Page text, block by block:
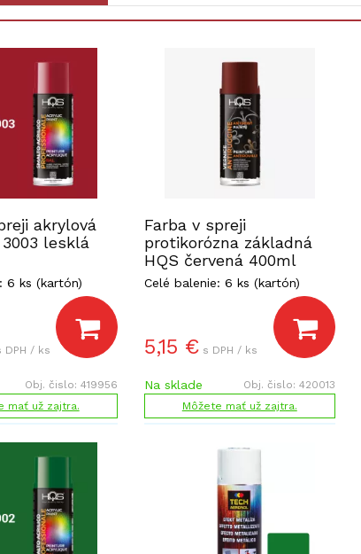
akrylová
3003 lesklá
6 ks (kartón)
DPH / ks
Obj. čislo: 419956
mať už zajtra.
Farba v spreji
protikorózna základná
HQS červená 400ml
Celé balenie: 6 ks (kartón)
5,15 € s DPH / ks
Na sklade Obj. čislo: 420013
Môžete mať už zajtra.